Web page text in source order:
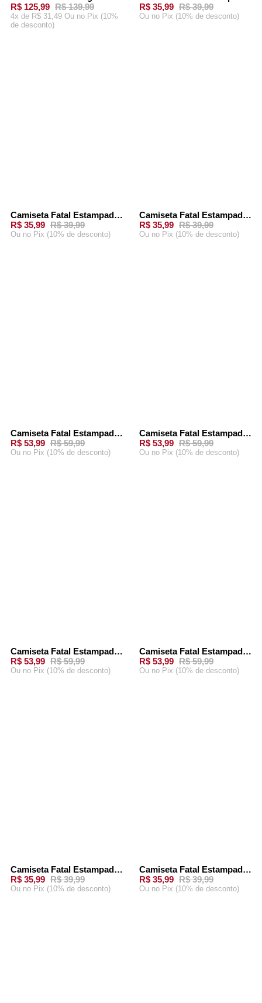
R$ 125,99 R$ 139,99
4x de R$ 31,49 Ou no Pix (10%
de desconto)
R$ 35,99 R$ 39,99
Ou no Pix (10% de desconto)
-10%Camiseta Fatal Estampada Bege
R$ 35,99 R$ 39,99
Ou no Pix (10% de desconto)
-10%Camiseta Fatal Estampada Bege
R$ 35,99 R$ 39,99
Ou no Pix (10% de desconto)
-10%Camiseta Fatal Estampada Off White
R$ 53,99 R$ 59,99
Ou no Pix (10% de desconto)
-10%Camiseta Fatal Estampada Azul Marinho
R$ 53,99 R$ 59,99
Ou no Pix (10% de desconto)
-10%Camiseta Fatal Estampada Vermelha
R$ 53,99 R$ 59,99
Ou no Pix (10% de desconto)
-10%Camiseta Fatal Estampada Preta
R$ 53,99 R$ 59,99
Ou no Pix (10% de desconto)
-10%Camiseta Fatal Estampada Areia
R$ 35,99 R$ 39,99
Ou no Pix (10% de desconto)
-10%Camiseta Fatal Estampada Off White
R$ 35,99 R$ 39,99
Ou no Pix (10% de desconto)